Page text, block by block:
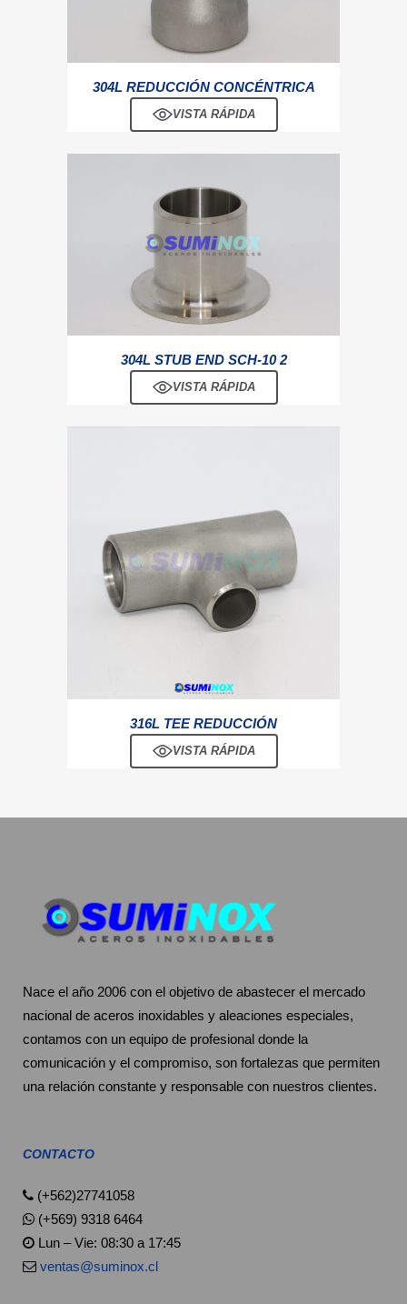
304L REDUCCIÓN CONCÉNTRICA
VISTA RÁPIDA
304L STUB END SCH-10 2
VISTA RÁPIDA
316L TEE REDUCCIÓN
VISTA RÁPIDA
Nace el año 2006 con el objetivo de abastecer el mercado
nacional de aceros inoxidables y aleaciones especiales,
contamos con un equipo de profesional donde la
comunicación y el compromiso, son fortalezas que permiten
una relación constante y responsable con nuestros clientes.
CONTACTO
(+562)27741058
(+569) 9318 6464
Lun – Vie: 08:30 a 17:45
ventas@suminox.cl